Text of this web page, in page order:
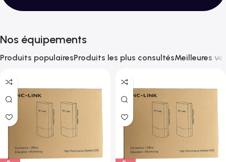
Nos équipements
Produits populairesProduits les plus consultésMeilleures